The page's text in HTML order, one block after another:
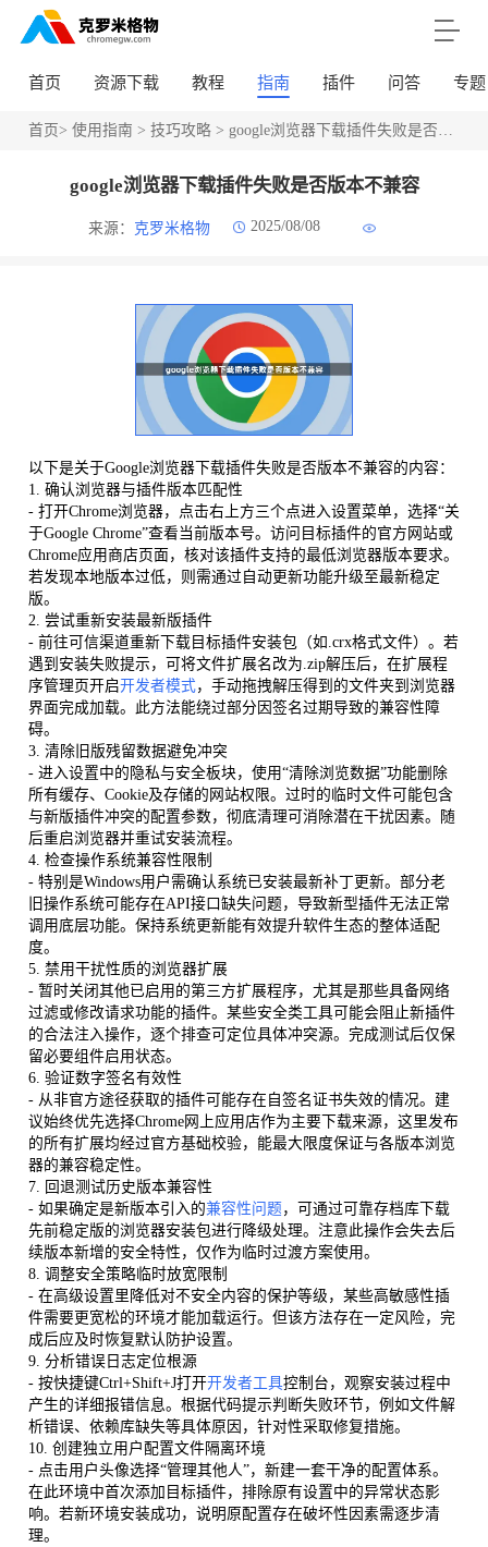
首页 资源下载 教程 指南 插件 问答 专题
首页> 使用指南 > 技巧攻略> google浏览器下载插件失败是否版本不兼容
google浏览器下载插件失败是否版本不兼容
来源： 克罗米格物 2025/08/08
以下是关于Google浏览器下载插件失败是否版本不兼容的内容：
1. 确认浏览器与插件版本匹配性
- 打开Chrome浏览器，点击右上方三个点进入设置菜单，选择“关
于Google Chrome”查看当前版本号。访问目标插件的官方网站或
Chrome应用商店页面，核对该插件支持的最低浏览器版本要求。
若发现本地版本过低，则需通过自动更新功能升级至最新稳定
版。
2. 尝试重新安装最新版插件
- 前往可信渠道重新下载目标插件安装包（如.crx格式文件）。若
遇到安装失败提示，可将文件扩展名改为.zip解压后，在扩展程
序管理页开启开发者模式，手动拖拽解压得到的文件夹到浏览器
界面完成加载。此方法能绕过部分因签名过期导致的兼容性障
碍。
3. 清除旧版残留数据避免冲突
- 进入设置中的隐私与安全板块，使用“清除浏览数据”功能删除
所有缓存、Cookie及存储的网站权限。过时的临时文件可能包含
与新版插件冲突的配置参数，彻底清理可消除潜在干扰因素。随
后重启浏览器并重试安装流程。
4. 检查操作系统兼容性限制
- 特别是Windows用户需确认系统已安装最新补丁更新。部分老
旧操作系统可能存在API接口缺失问题，导致新型插件无法正常
调用底层功能。保持系统更新能有效提升软件生态的整体适配
度。
5. 禁用干扰性质的浏览器扩展
- 暂时关闭其他已启用的第三方扩展程序，尤其是那些具备网络
过滤或修改请求功能的插件。某些安全类工具可能会阻止新插件
的合法注入操作，逐个排查可定位具体冲突源。完成测试后仅保
留必要组件启用状态。
6. 验证数字签名有效性
- 从非官方途径获取的插件可能存在自签名证书失效的情况。建
议始终优先选择Chrome网上应用店作为主要下载来源，这里发布
的所有扩展均经过官方基础校验，能最大限度保证与各版本浏览
器的兼容稳定性。
7. 回退测试历史版本兼容性
- 如果确定是新版本引入的兼容性问题，可通过可靠存档库下载
先前稳定版的浏览器安装包进行降级处理。注意此操作会失去后
续版本新增的安全特性，仅作为临时过渡方案使用。
8. 调整安全策略临时放宽限制
- 在高级设置里降低对不安全内容的保护等级，某些高敏感性插
件需要更宽松的环境才能加载运行。但该方法存在一定风险，完
成后应及时恢复默认防护设置。
9. 分析错误日志定位根源
- 按快捷键Ctrl+Shift+J打开开发者工具控制台，观察安装过程中
产生的详细报错信息。根据代码提示判断失败环节，例如文件解
析错误、依赖库缺失等具体原因，针对性采取修复措施。
10. 创建独立用户配置文件隔离环境
- 点击用户头像选择“管理其他人”，新建一套干净的配置体系。
在此环境中首次添加目标插件，排除原有设置中的异常状态影
响。若新环境安装成功，说明原配置存在破坏性因素需逐步清
理。